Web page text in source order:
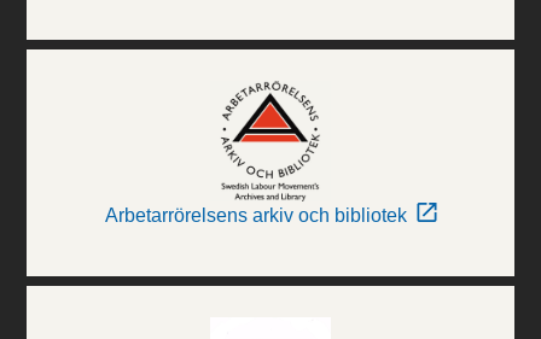
Arbetarrörelsens arkiv och bibliotek